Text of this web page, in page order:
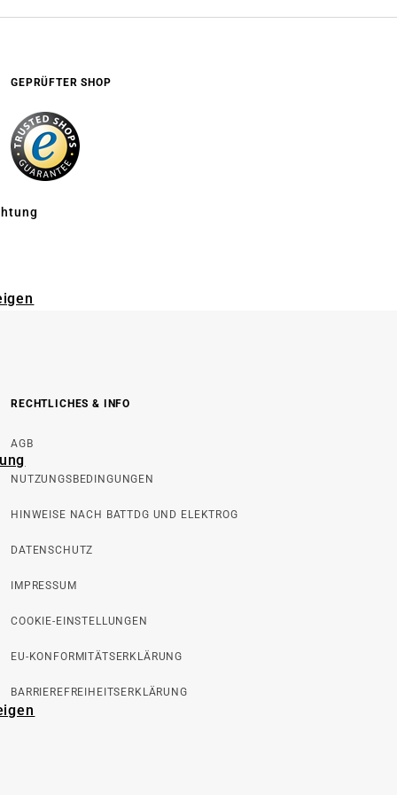
GEPRÜFTER SHOP
RECHTLICHES & INFO
AGB
NUTZUNGSBEDINGUNGEN
HINWEISE NACH BATTDG UND ELEKTROG
DATENSCHUTZ
IMPRESSUM
COOKIE-EINSTELLUNGEN
EU-KONFORMITÄTSERKLÄRUNG
BARRIEREFREIHEITSERKLÄRUNG